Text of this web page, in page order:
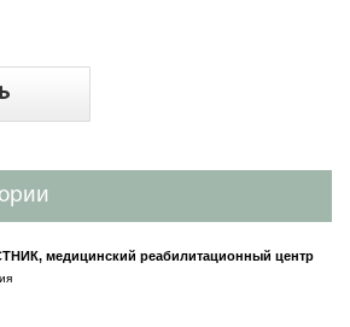
медицинский реабилитационный центр